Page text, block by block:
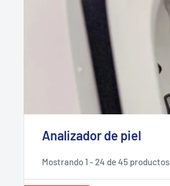
Analizador de piel
Mostrando 1 - 24 de 45 productos